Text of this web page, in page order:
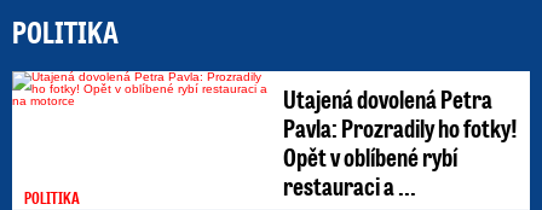
POLITIKA
POLITIKA
Utajená dovolená Petra
Pavla: Prozradily ho fotky!
Opět v oblíbené rybí
restauraci a ...